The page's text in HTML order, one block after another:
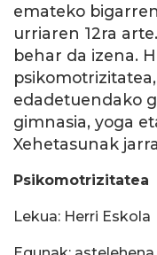
emateko
urriaren 12ra
behar da izena.
edadetuendako
gimnasia, yoga
Xehetasunak
Psikomotrizitatea
Lekua: Herri Eskola